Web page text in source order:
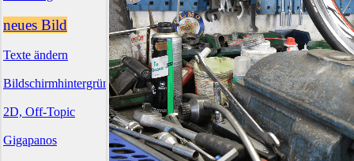
neues Bild
Texte ändern
Bildschirmhintergründe
2D, Off-Topic
Gigapanos